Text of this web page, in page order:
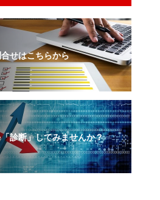
せはこちらから
診断」してみませんか？